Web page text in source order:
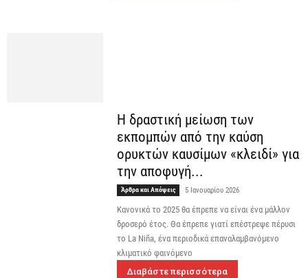
Η δραστική μείωση των
εκπομπών από την καύση
ορυκτών καυσίμων «κλειδί» για
την αποφυγή...
Άρθρα και Απόψεις 5 Ιανουαρίου 2026
Κανονικά το 2025 θα έπρεπε να είναι ένα μάλλον
δροσερό έτος. Θα έπρεπε γιατί επέστρεψε πέρυσι
το La Niña, ένα περιοδικά επαναλαμβανόμενο
κλιματικό φαινόμενο
Διαβάστε περισσότερα